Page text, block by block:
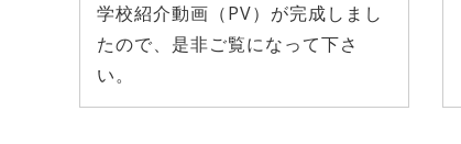
学校紹介動画（PV）が完成しまし
たので、是非ご覧になって下さ
い。